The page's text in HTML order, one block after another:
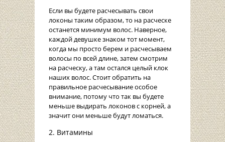
Если вы будете расчесывать свои
локоны таким образом, то на расческе
останется минимум волос. Наверное,
каждой девушке знаком тот момент,
когда мы просто берем и расчесываем
волосы по всей длине, затем смотрим
на расческу, а там остался целый клок
наших волос. Стоит обратить на
правильное расчесывание особое
внимание, потому что так вы будете
меньше выдирать локонов с корней, а
значит они меньше будут ломаться.
2. Витамины